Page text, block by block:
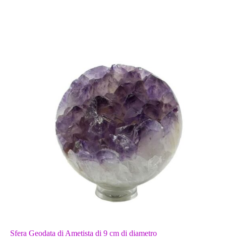
Sfera Geodata di Ametista di 9 cm di diametro